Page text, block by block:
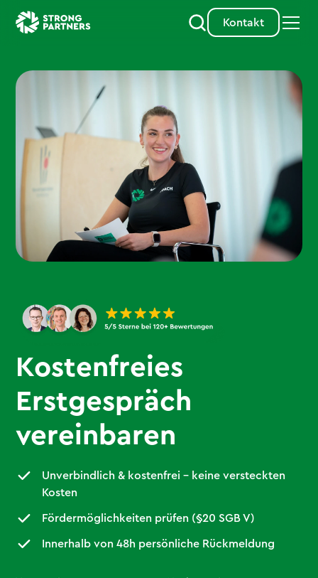
Kontakt
Kostenfreies
Erstgespräch
vereinbaren
Unverbindlich & kostenfrei – keine versteckten
Kosten
Fördermöglichkeiten prüfen (§20 SGB V)
Innerhalb von 48h persönliche Rückmeldung